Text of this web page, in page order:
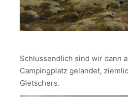
Schlussendlich sind wir dann
Campingplatz gelandet,
Gletschers.